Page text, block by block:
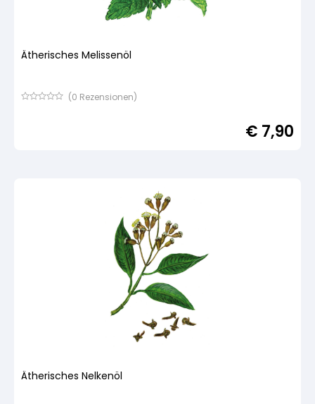
Ätherisches Melissenöl
(0 Rezensionen)
€ 7,90
Ätherisches Nelkenöl